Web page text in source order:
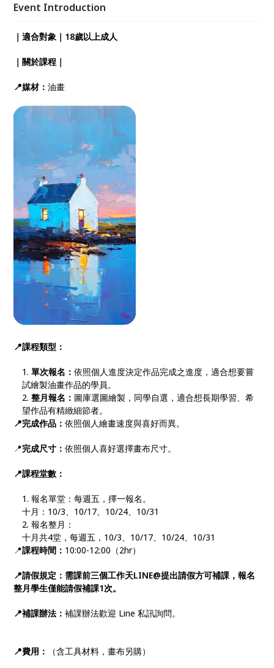
Event Introduction
｜適合對象｜18歲以上成人
｜關於課程｜
📍媒材：油畫
📍課程類型：
單次報名：依照個人進度決定作品完成之進度，適合想要嘗
試繪製油畫作品的學員。
整月報名： 圖庫選圖繪製，同學自選，適合想長期學習、希
望作品有精緻細節者。
📍完成作品：依照個人繪畫速度與喜好而異。
📍完成尺寸：依照個人喜好選擇畫布尺寸。
📍課程堂數：
報名單堂：每週五，擇一報名。
十月：10/3、10/17、10/24、10/31
報名整月：
十月共4堂，每週五，10/3、10/17、10/24、10/31
📍課程時間： 10:00-12:00（2hr）
📍請假規定：需課前三個工作天LINE@提出請假方可補課，報名
整月學生僅能請假補課1次。
📍補課辦法：補課辦法歡迎 Line 私訊詢問。
📍費用： （含工具材料，畫布另購）